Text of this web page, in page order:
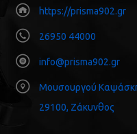
https://prisma902.gr
26950 44000
info@prisma902.gr
Μουσουργού
29100, Ζάκυνθος